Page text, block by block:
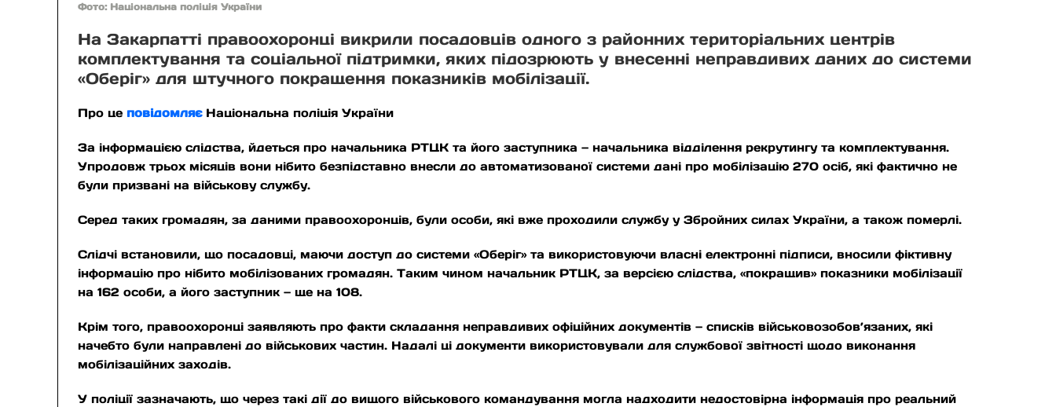
Фото: Національна поліція України
На Закарпатті правоохоронці викрили посадовців одного з районних територіальних центрів
комплектування та соціальної підтримки, яких підозрюють у внесенні неправдивих даних до системи
«Оберіг» для штучного покращення показників мобілізації.
Про цеповідомляє Національна поліція України
За інформацією слідства, йдеться про начальника РТЦК та його заступника — начальника відділення рекрутингу та комплектування.
Упродовж трьох місяців вони нібито безпідставно внесли до автоматизованої системи дані про мобілізацію 270 осіб, які фактично не
були призвані на військову службу.
Серед таких громадян, за даними правоохоронців, були особи, які вже проходили службу у Збройних силах України, а також померлі.
Слідчі встановили, що посадовці, маючи доступ до системи «Оберіг» та використовуючи власні електронні підписи, вносили фіктивну
інформацію про нібито мобілізованих громадян. Таким чином начальник РТЦК, за версією слідства, «покращив» показники мобілізації
на 162 особи, а його заступник — ще на 108.
Крім того, правоохоронці заявляють про факти складання неправдивих офіційних документів — списків військовозобов’язаних, які
начебто були направлені до військових частин. Надалі ці документи використовували для службової звітності щодо виконання
мобілізаційних заходів.
У поліції зазначають, що через такі дії до вищого військового командування могла надходити недостовірна інформація про реальний